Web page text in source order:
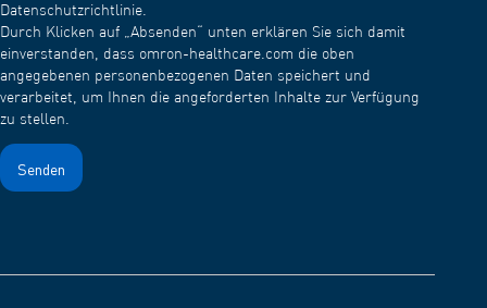
Datenschutzrichtlinie.
Durch Klicken auf „Absenden“ unten erklären Sie sich damit
einverstanden, dass omron-healthcare.com die oben
angegebenen personenbezogenen Daten speichert und
verarbeitet, um Ihnen die angeforderten Inhalte zur Verfügung
zu stellen.